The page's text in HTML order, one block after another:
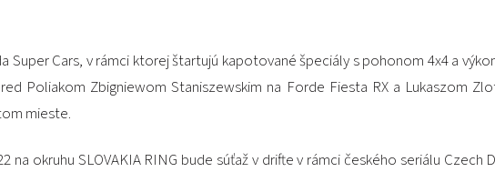
Super Cars, v rámci ktorej štartujú kapotované špeciály s pohonom 4x4 a
Poliakom Zbigniewom Staniszewskim na Forde Fiesta RX a Lukaszom
mieste.
okruhu SLOVAKIA RING bude súťaž v drifte v rámci českého seriálu Czech